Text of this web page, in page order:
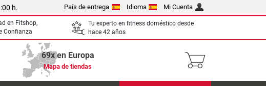
h. País de entrega Idioma Mi Cuenta
en Fitshop,
Confianza
Tu experto en fitness doméstico desde
hace 42 años
69x en Europa
Mapa de tiendas